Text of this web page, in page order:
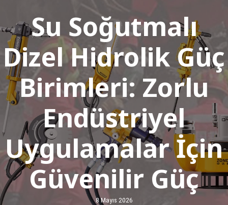
Su Soğutmalı
Dizel Hidrolik Güç
Birimleri: Zorlu
Endüstriyel
Uygulamalar İçin
Güvenilir Güç
8 Mayıs 2026